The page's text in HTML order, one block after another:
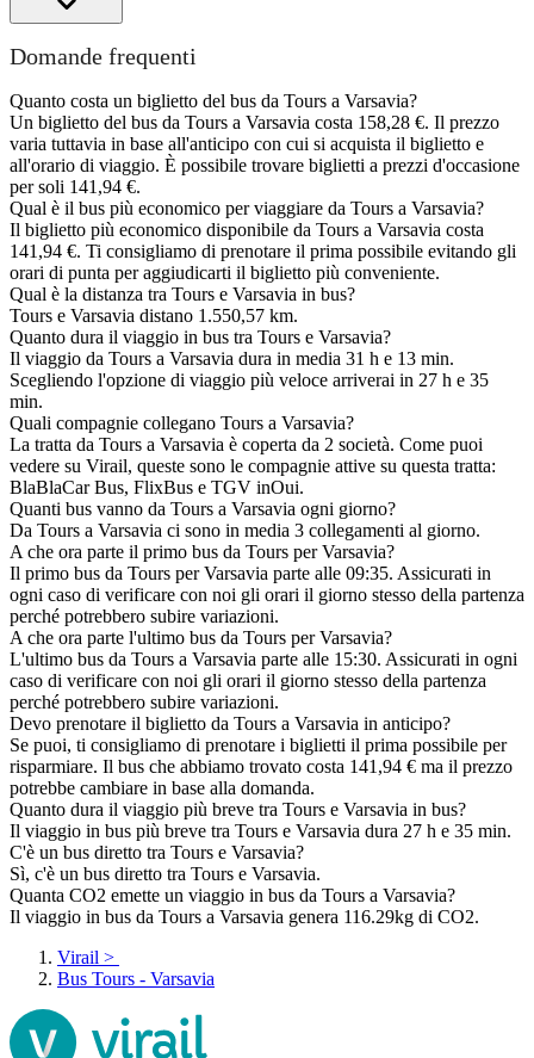
Domande frequenti
Quanto costa un biglietto del bus da Tours a Varsavia?
Un biglietto del bus da Tours a Varsavia costa 158,28 €. Il prezzo
varia tuttavia in base all'anticipo con cui si acquista il biglietto e
all'orario di viaggio. È possibile trovare biglietti a prezzi d'occasione
per soli 141,94 €.
Qual è il bus più economico per viaggiare da Tours a Varsavia?
Il biglietto più economico disponibile da Tours a Varsavia costa
141,94 €. Ti consigliamo di prenotare il prima possibile evitando gli
orari di punta per aggiudicarti il biglietto più conveniente.
Qual è la distanza tra Tours e Varsavia in bus?
Tours e Varsavia distano 1.550,57 km.
Quanto dura il viaggio in bus tra Tours e Varsavia?
Il viaggio da Tours a Varsavia dura in media 31 h e 13 min.
Scegliendo l'opzione di viaggio più veloce arriverai in 27 h e 35
min.
Quali compagnie collegano Tours a Varsavia?
La tratta da Tours a Varsavia è coperta da 2 società. Come puoi
vedere su Virail, queste sono le compagnie attive su questa tratta:
BlaBlaCar Bus, FlixBus e TGV inOui.
Quanti bus vanno da Tours a Varsavia ogni giorno?
Da Tours a Varsavia ci sono in media 3 collegamenti al giorno.
A che ora parte il primo bus da Tours per Varsavia?
Il primo bus da Tours per Varsavia parte alle 09:35. Assicurati in
ogni caso di verificare con noi gli orari il giorno stesso della partenza
perché potrebbero subire variazioni.
A che ora parte l'ultimo bus da Tours per Varsavia?
L'ultimo bus da Tours a Varsavia parte alle 15:30. Assicurati in ogni
caso di verificare con noi gli orari il giorno stesso della partenza
perché potrebbero subire variazioni.
Devo prenotare il biglietto da Tours a Varsavia in anticipo?
Se puoi, ti consigliamo di prenotare i biglietti il prima possibile per
risparmiare. Il bus che abbiamo trovato costa 141,94 € ma il prezzo
potrebbe cambiare in base alla domanda.
Quanto dura il viaggio più breve tra Tours e Varsavia in bus?
Il viaggio in bus più breve tra Tours e Varsavia dura 27 h e 35 min.
C'è un bus diretto tra Tours e Varsavia?
Sì, c'è un bus diretto tra Tours e Varsavia.
Quanta CO2 emette un viaggio in bus da Tours a Varsavia?
Il viaggio in bus da Tours a Varsavia genera 116.29kg di CO2.
Virail >
Bus Tours - Varsavia